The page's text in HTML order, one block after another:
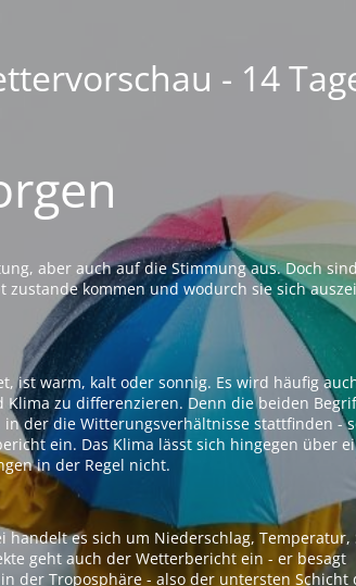
- 14
aber auch auf die Stimmung aus. Doch
kommen und wodurch sie sich
ist warm, kalt oder sonnig. Es wird häufig
zu differenzieren. Denn die beiden
der die Witterungsverhältnisse stattfinden -
ein. Das Klima lässt sich hingegen über
in der Regel nicht.
es sich um Niederschlag, Temperatur,
geht auch der Wetterbericht ein - er besagt
der Troposphäre - also der untersten Schicht